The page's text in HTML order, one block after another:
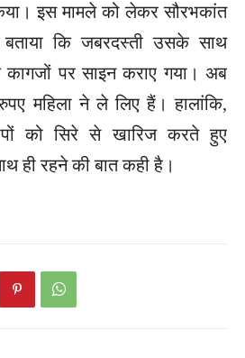
इस मामले को लेकर सौरभकांत
बताया कि जबरदस्ती उसके साथ
कागजों पर साइन कराए गया। अब
महिला ने ले लिए हैं। हालांकि,
को सिरे से खारिज करते हुए
ही रहने की बात कही है।